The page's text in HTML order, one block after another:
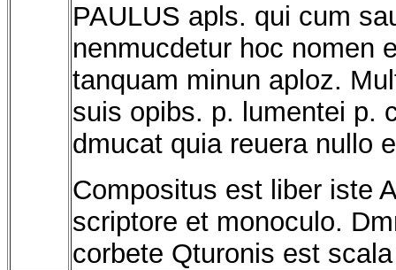
PAULUS apls. qui cum
nenmucdetur hoc nomen
tanquam minun aploz.
suis opibs. p. lumentei p.
dmucat quia reuera nullo
Compositus est liber iste
scriptore et monoculo.
corbete Qturonis est